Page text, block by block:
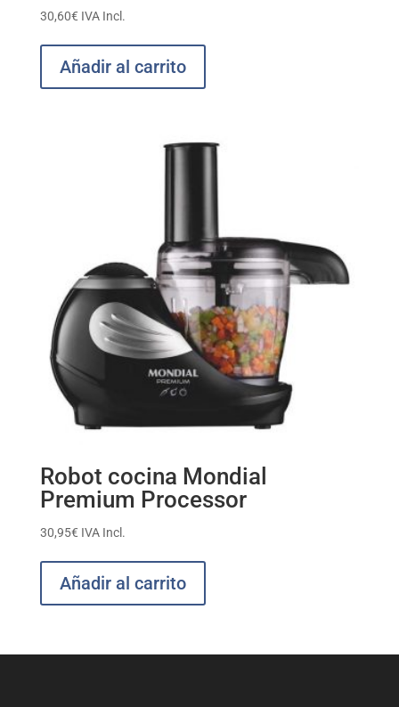
30,60€ IVA Incl.
Añadir al carrito
Robot cocina Mondial
Premium Processor
30,95€ IVA Incl.
Añadir al carrito